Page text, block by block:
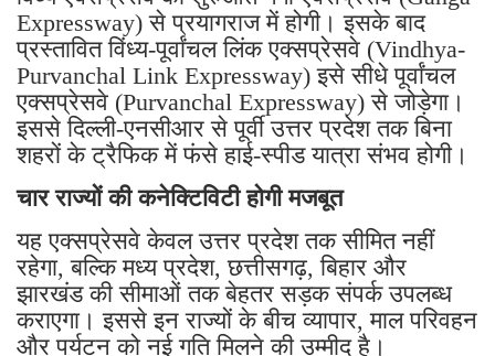
Expressway) से प्रयागराज में होगी। इसके बाद
प्रस्तावित विंध्य-पूर्वांचल लिंक एक्सप्रेसवे (Vindhya-
Purvanchal Link Expressway) इसे सीधे पूर्वांचल
एक्सप्रेसवे (Purvanchal Expressway) से जोड़ेगा।
इससे दिल्ली-एनसीआर से पूर्वी उत्तर प्रदेश तक बिना
शहरों के ट्रैफिक में फंसे हाई-स्पीड यात्रा संभव होगी।
चार राज्यों की कनेक्टिविटी होगी मजबूत
यह एक्सप्रेसवे केवल उत्तर प्रदेश तक सीमित नहीं
रहेगा, बल्कि मध्य प्रदेश, छत्तीसगढ़, बिहार और
झारखंड की सीमाओं तक बेहतर सड़क संपर्क उपलब्ध
कराएगा। इससे इन राज्यों के बीच व्यापार, माल परिवहन
और पर्यटन को नई गति मिलने की उम्मीद है।